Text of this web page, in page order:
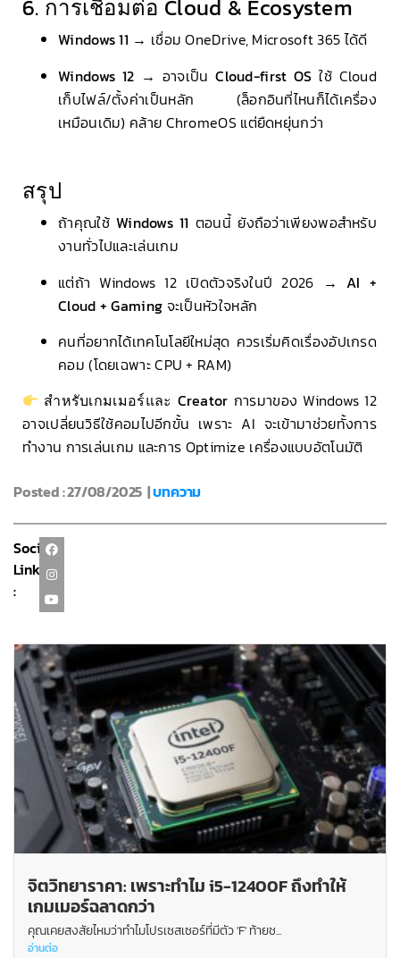
6. การเชื่อมต่อ Cloud & Ecosystem
Windows 11 → เชื่อม OneDrive, Microsoft 365 ได้ดี
Windows 12 → อาจเป็นCloud-first OS ใช้ Cloud
เก็บไฟล์/ตั้งค่าเป็นหลัก (ล็อกอินที่ไหนก็ได้เครื่อง
เหมือนเดิม) คล้าย ChromeOS แต่ยืดหยุ่นกว่า
สรุป
ถ้าคุณใช้ Windows 11 ตอนนี้ ยังถือว่าเพียงพอสำหรับ
งานทั่วไปและเล่นเกม
แต่ถ้า Windows 12 เปิดตัวจริงในปี 2026 →AI +
Cloud + Gaming จะเป็นหัวใจหลัก
คนที่อยากได้เทคโนโลยีใหม่สุด ควรเริ่มคิดเรื่องอัปเกรด
คอม (โดยเฉพาะ CPU + RAM)
สำหรับเกมเมอร์และ Creator การมาของ Windows 12
อาจเปลี่ยนวิธีใช้คอมไปอีกขั้น เพราะ AI จะเข้ามาช่วยทั้งการ
ทำงาน การเล่นเกม และการ Optimize เครื่องแบบอัตโนมัติ
Posted : 27/08/2025 |บทความ
Social
Link
:
จิตวิทยาราคา: เพราะทำไม i5-12400F ถึงทำให้
เกมเมอร์ฉลาดกว่า
คุณเคยสงสัยไหมว่าทำไมโปรเซสเซอร์ที่มีตัว 'F' ท้ายช...
อ่านต่อ